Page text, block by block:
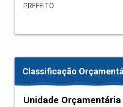
PREFEITO
Classificação
Unidade Orçamentária